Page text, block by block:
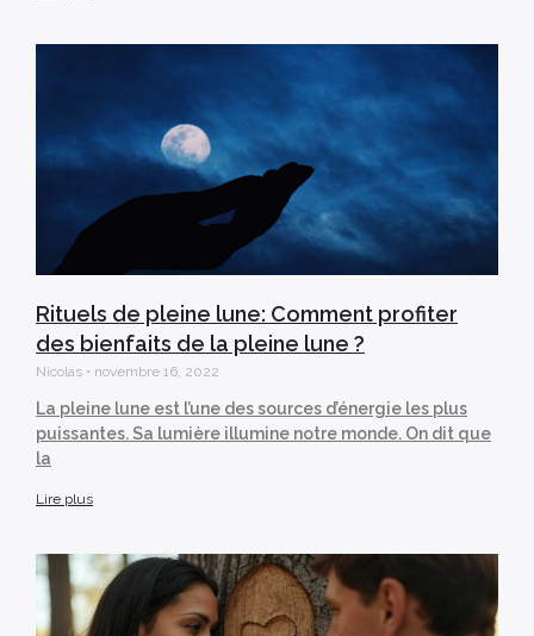
Rituels de pleine lune: Comment profiter
des bienfaits de la pleine lune ?
Nicolas novembre 16, 2022
La pleine lune est l’une des sources d’énergie les plus
puissantes. Sa lumière illumine notre monde. On dit que
la
Lire plus